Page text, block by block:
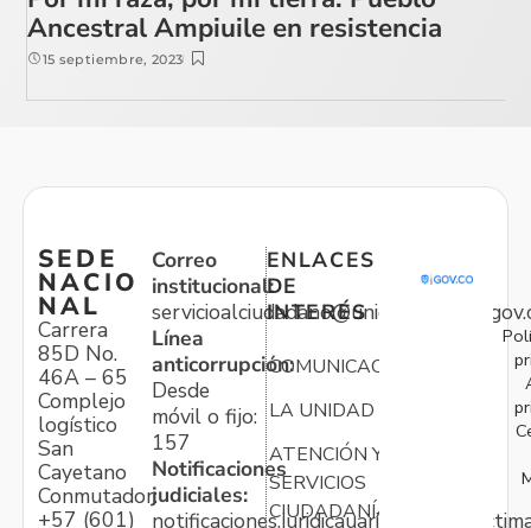
Ancestral Ampiuile en resistencia
15 septiembre, 2023
SEDE
NACIO
NAL
Carrera
85D No.
46A – 65
Complejo
logístico
San
Cayetano
Conmutador:
+57 (601)
Correo
institucional:
Línea
anticorrupción:
Desde
móvil o fijo:
157
Notificaciones
judiciales:
ENLACES
DE
INTERÉS
COMUNICACIONES
LA UNIDAD
ATENCIÓN Y
SERVICIOS
CIUDADANÍA